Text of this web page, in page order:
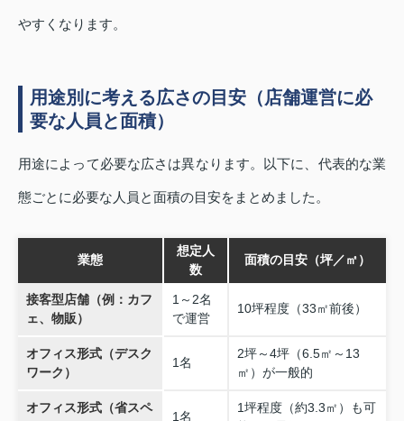
やすくなります。
用途別に考える広さの目安（店舗運営に必
要な人員と面積）
用途によって必要な広さは異なります。以下に、代表的な業
態ごとに必要な人員と面積の目安をまとめました。
業態
想定人
数
面積の目安（坪／㎡）
接客型店舗（例：カフ
ェ、物販）
1～2名
で運営
10坪程度（33㎡前後）
オフィス形式（デスク
ワーク）
1名
2坪～4坪（6.5㎡～13
㎡）が一般的
オフィス形式（省スペ
1名
1坪程度（約3.3㎡）も可